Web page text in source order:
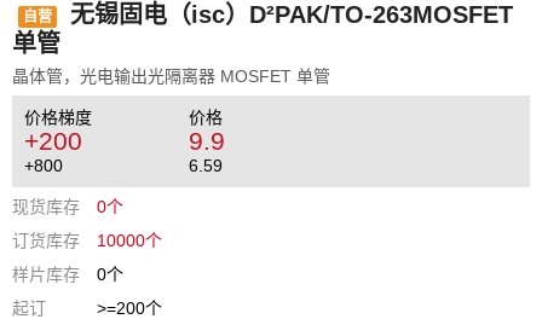
自营
无锡固电（isc）D²PAK/TO-263MOSFET
单管
晶体管，光电输出光隔离器 MOSFET 单管
价格梯度 价格
+200 9.9
+800 6.59
现货库存
0个
订货库存
10000个
样片库存
0个
起订
>=200个